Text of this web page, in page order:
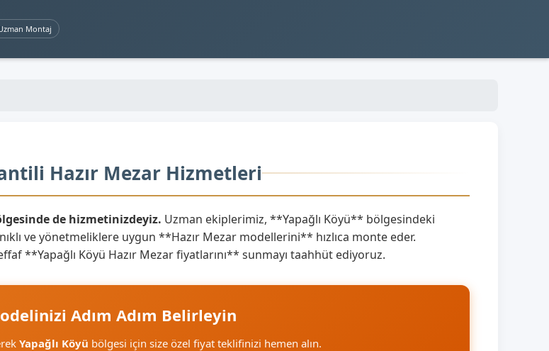
Montaj
Hazır Mezar Hizmetleri
de hizmetinizdeyiz. Uzman ekiplerimiz, **Yapağlı Köyü** bölgesindeki
ve yönetmeliklere uygun **Hazır Mezar modellerini** hızlıca monte eder.
**Yapağlı Köyü Hazır Mezar fiyatlarını** sunmayı taahhüt ediyoruz.
Adım Adım Belirleyin
Yapağlı Köyü bölgesi için size özel fiyat teklifinizi hemen alın.